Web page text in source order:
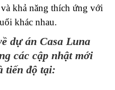
khả năng thích ứng với
khác nhau.
dự án Casa Luna
các cập nhật mới
tiến độ tại: